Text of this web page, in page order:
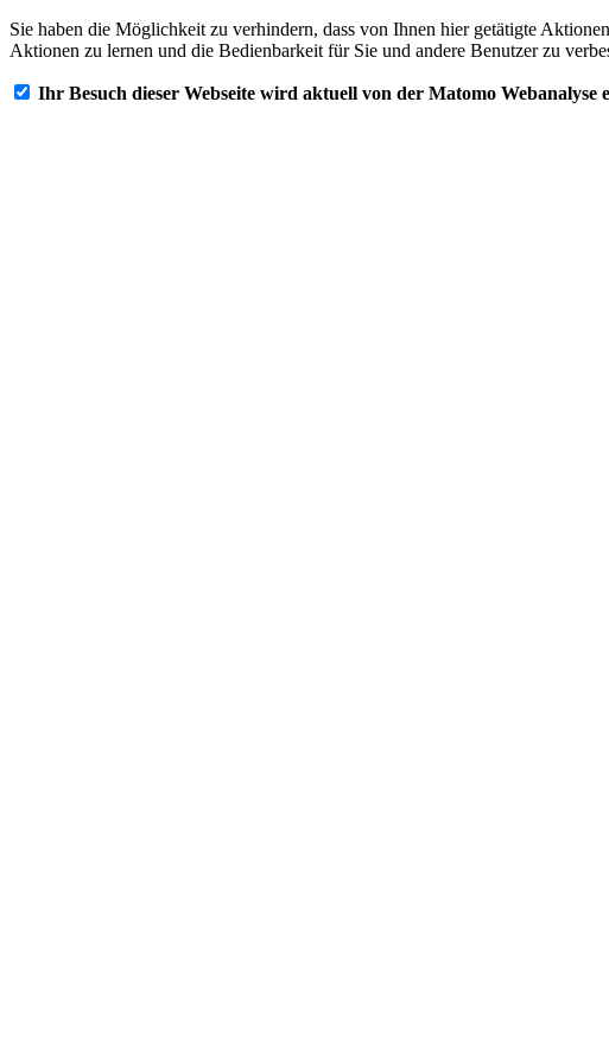
Sie haben die Möglichkeit zu verhindern, dass von Ihnen hier getätigte
Aktionen zu lernen und die Bedienbarkeit für Sie und andere Benutzer zu
Ihr Besuch dieser Webseite wird aktuell von der Matomo